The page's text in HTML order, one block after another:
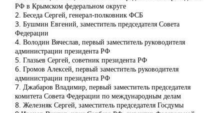
РФ в Крымском федеральном округе
2. Беседа Сергей, генерал-полковник ФСБ
3. Бушмин Евгений, заместитель председателя Совета
Федерации
4. Володин Вячеслав, первый заместитель руководителя
администрации президента РФ
5. Глазьев Сергей, советник президента РФ
6. Громов Алексей, первый заместитель руководителя
администрации президента РФ
7. Джабаров Владимир, первый заместитель председателя
комитета Совета Федерации по международным делам
8. Железняк Сергей, заместитель председателя Госдумы